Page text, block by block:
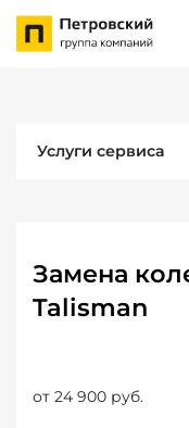
Услуги сервиса
Замена
Talisman
от 24 900 руб.